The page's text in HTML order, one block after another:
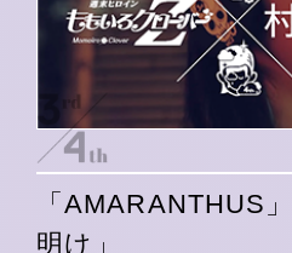
「AMARANTHUS
明け」